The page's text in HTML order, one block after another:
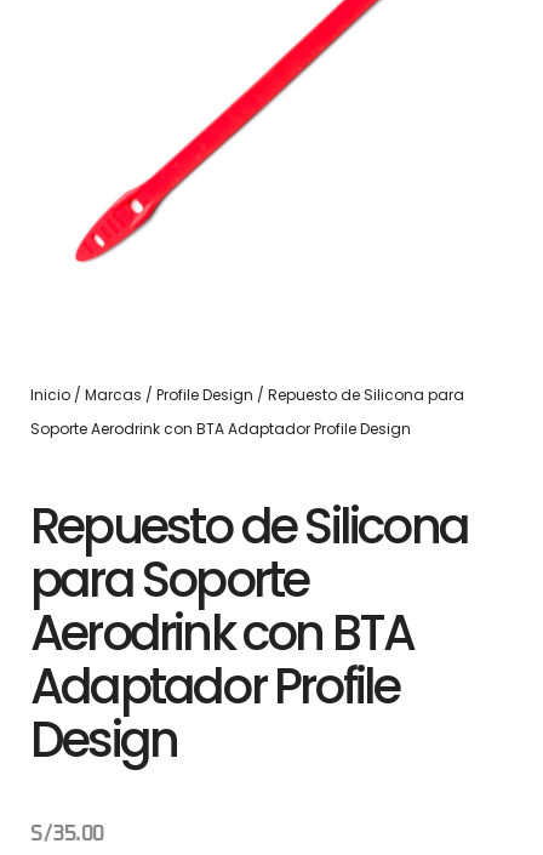
Inicio / Marcas / Profile Design / Repuesto de Silicona para
Soporte Aerodrink con BTA Adaptador Profile Design
Repuesto de Silicona
para Soporte
Aerodrink con BTA
Adaptador Profile
Design
S/35.00